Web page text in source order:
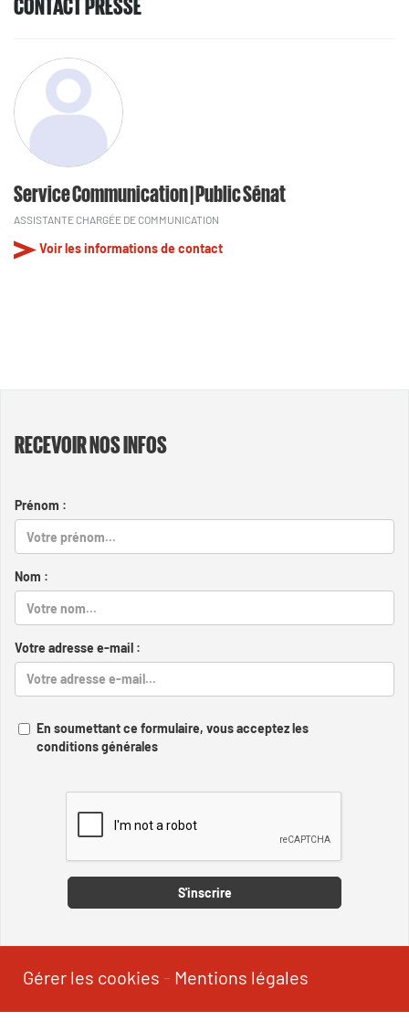
Service Communication | Public Sénat
ASSISTANTE CHARGÉE DE COMMUNICATION
Voir les informations de contact
RECEVOIR NOS INFOS
Prénom :
Nom :
Votre adresse e-mail :
En soumettant ce formulaire, vous acceptez les
conditions générales
S'inscrire
Gérer les cookies - Mentions légales